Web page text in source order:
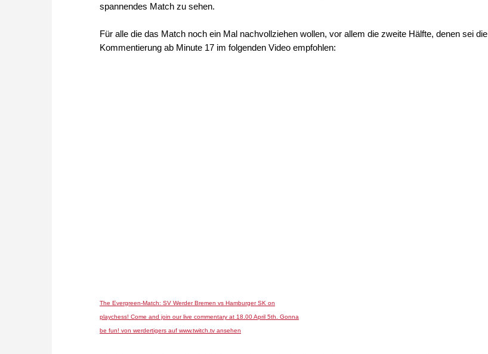
spannendes Match zu sehen.
Für alle die das Match noch ein Mal nachvollziehen wollen, vor allem die zweite Hälfte, denen sei die
Kommentierung ab Minute 17 im folgenden Video empfohlen:
The Evergreen-Match: SV Werder Bremen vs Hamburger SK on
playchess! Come and join our live commentary at 18.00 April 5th. Gonna
be fun! von werdertigers auf www.twitch.tv ansehen